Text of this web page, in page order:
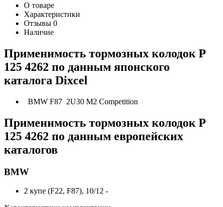
О товаре
Характеристики
Отзывы 0
Наличие
Применимость тормозных колодок P
125 4262 по данным японского
каталога Dixcel
BMW F87 2U30 M2 Competition
Применимость тормозных колодок P
125 4262 по данным европейских
каталогов
BMW
2 купе (F22, F87), 10/12 -